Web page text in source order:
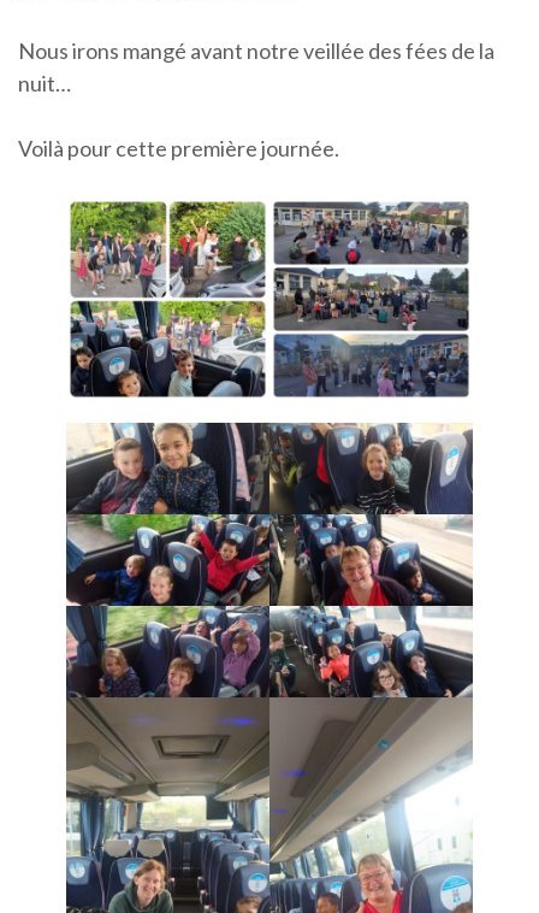
Nous irons mangé avant notre veillée des fées de la
nuit…
Voilà pour cette première journée.